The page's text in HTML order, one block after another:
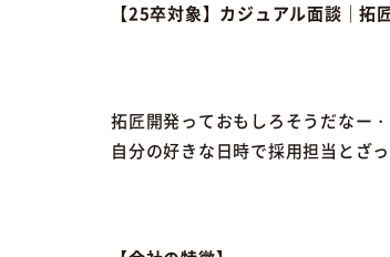
【25卒対象】カジュアル面談｜拓
拓匠開発っておもしろそうだなー
自分の好きな日時で採用担当とざ